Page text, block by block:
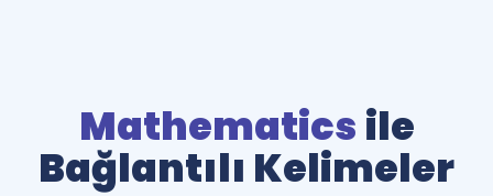
Mathematics ile
Bağlantılı Kelimeler